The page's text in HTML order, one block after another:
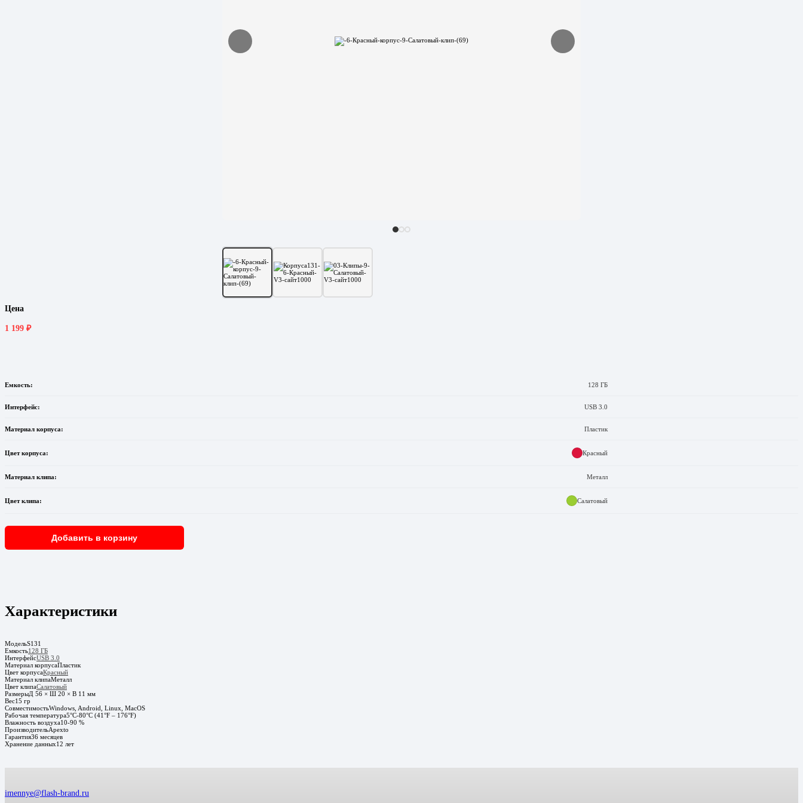
Цена
1 199 ₽
Емкость: 128 ГБ
Интерфейс: USB 3.0
Материал корпуса: Пластик
Цвет корпуса: Красный
Материал клипа: Металл
Цвет клипа: Салатовый
Добавить в корзину
Характеристики
МодельS131
Емкость128 ГБ
ИнтерфейсUSB 3.0
Материал корпусаПластик
Цвет корпусаКрасный
Материал клипаМеталл
Цвет клипаСалатовый
РазмерыД 56 × Ш 20 × В 11 мм
Вес15 гр
СовместимостьWindows, Android, Linux, MacOS
Рабочая температура5°C-80°C (41°F – 176°F)
Влажность воздуха10-90 %
ПроизводительApexto
Гарантия36 месяцев
Хранение данных12 лет
imennye@flash-brand.ru